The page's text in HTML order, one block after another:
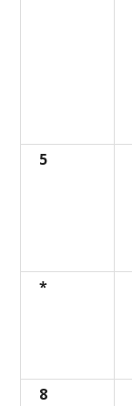
5
*
8